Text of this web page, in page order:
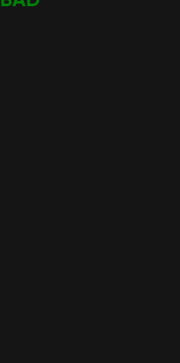
akademik
sonuçlar, eğitimin
desteklediğini teyit